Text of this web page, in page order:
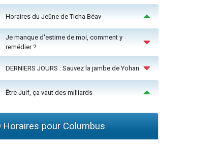
Horaires du Jeûne de Ticha Béav
Je manque d'estime de moi, comment y
remédier ?
DERNIERS JOURS : Sauvez la jambe de Yohan
Être Juif, ça vaut des milliards
Horaires pour Columbus